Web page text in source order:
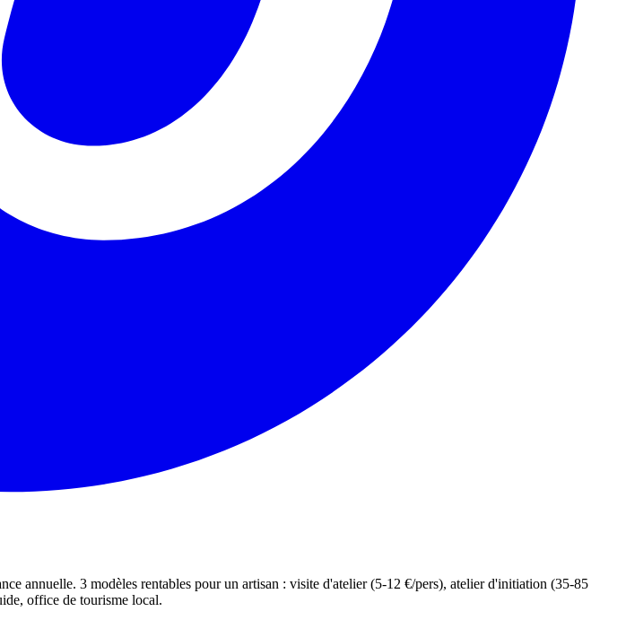
annuelle. 3 modèles rentables pour un artisan : visite d'atelier (5-12 €/pers), atelier d'initiation (35-85
office de tourisme local.